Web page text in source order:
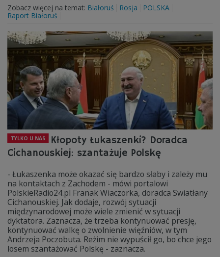
Zobacz więcej na temat: Białoruś Rosja
POLSKA
Raport Białoruś
TYLKO U NAS
Kłopoty Łukaszenki? Doradca
Cichanouskiej: szantażuje Polskę
- Łukaszenka może okazać się bardzo słaby i zależy mu
na kontaktach z Zachodem - mówi portalowi
PolskieRadio24.pl Franak Wiaczorka, doradca Swiatłany
Cichanouskiej. Jak dodaje, rozwój sytuacji
międzynarodowej może wiele zmienić w sytuacji
dyktatora. Zaznacza, że trzeba kontynuować presję,
kontynuować walkę o zwolnienie więźniów, w tym
Andrzeja Poczobuta. Reżim nie wypuścił go, bo chce jego
losem szantażować Polskę - zaznacza.